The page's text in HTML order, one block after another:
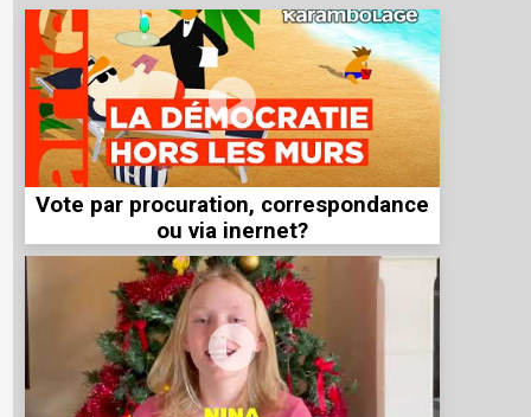
Vote par procuration, correspondance
ou via inernet?